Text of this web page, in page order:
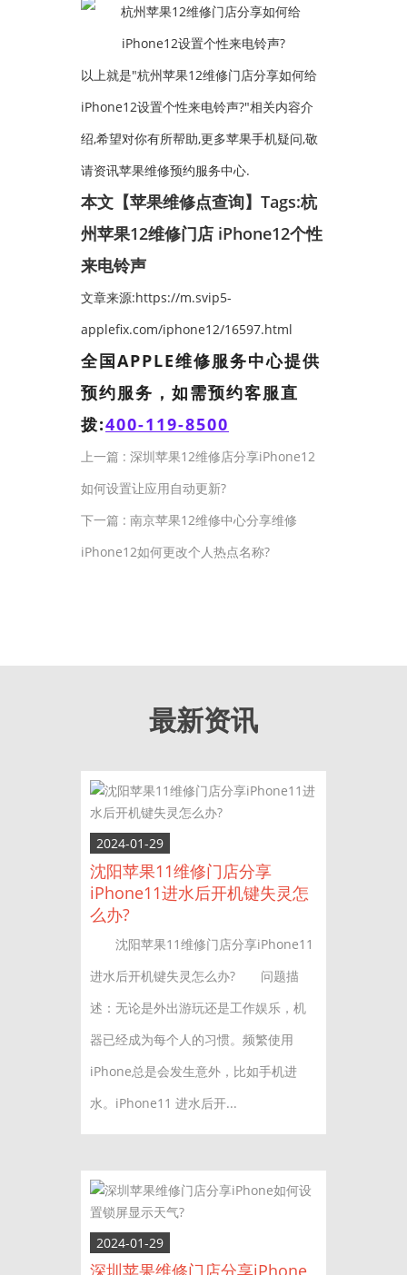
以上就是"杭州苹果12维修门店分享如何给
iPhone12设置个性来电铃声?"相关内容介
绍,希望对你有所帮助,更多苹果手机疑问,敬
请资讯苹果维修预约服务中心.
本文【苹果维修点查询】Tags:杭
州苹果12维修门店 iPhone12个性
来电铃声
文章来源:https://m.svip5-
applefix.com/iphone12/16597.html
全国APPLE维修服务中心提供
预约服务，如需预约客服直
拨:400-119-8500
上一篇 : 深圳苹果12维修店分享iPhone12
如何设置让应用自动更新?
下一篇 : 南京苹果12维修中心分享维修
iPhone12如何更改个人热点名称?
最新资讯
2024-01-29
沈阳苹果11维修门店分享
iPhone11进水后开机键失灵怎
么办?
沈阳苹果11维修门店分享iPhone11
进水后开机键失灵怎么办? 问题描
述：无论是外出游玩还是工作娱乐，机
器已经成为每个人的习惯。频繁使用
iPhone总是会发生意外，比如手机进
水。iPhone11 进水后开...
2024-01-29
深圳苹果维修门店分享iPhone